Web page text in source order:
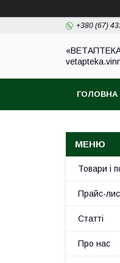
+380 (67)
ГОЛОВНА
Товари і
Прайс-
Статті
Про нас